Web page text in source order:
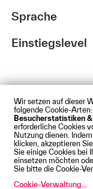
Wir setzen auf dieser
folgende Cookie-Arten:
Besucherstatistiken
erforderliche Cookies
Nutzung dienen.
klicken, akzeptieren
Sie einige Cookies bei
einsetzen möchten
Sie bitte die Cookie-
Cookie-Verwaltung
Sprache
Einstiegslevel
Impressum
Kontakt Presse
© Technische